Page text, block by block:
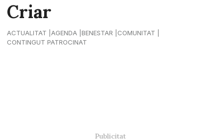
Criar
ACTUALITAT AGENDA BENESTAR
COMUNITAT
CONTINGUT PATROCINAT